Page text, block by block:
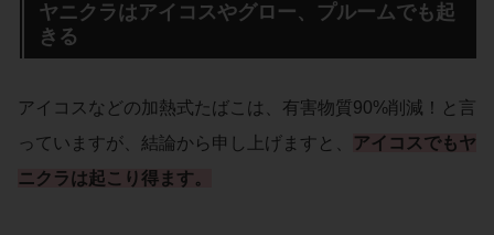
ヤニクラはアイコスやグロー、プルームでも起
きる
アイコスなどの加熱式たばこは、有害物質90%削減！と言
っていますが、結論から申し上げますと、
アイコスでもヤ
ニクラは起こり得ます。